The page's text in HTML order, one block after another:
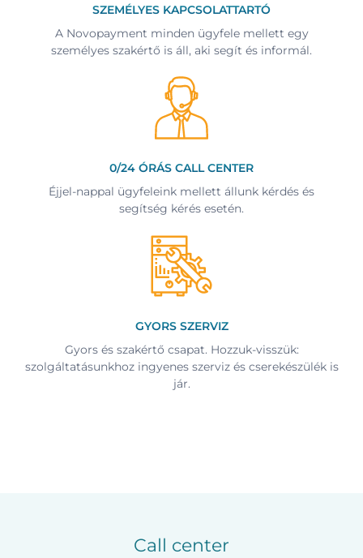
SZEMÉLYES KAPCSOLATTARTÓ
A Novopayment minden ügyfele mellett egy
személyes szakértő is áll, aki segít és informál.
0/24 ÓRÁS CALL CENTER
Éjjel-nappal ügyfeleink mellett állunk kérdés és
segítség kérés esetén.
GYORS SZERVIZ
Gyors és szakértő csapat. Hozzuk-visszük:
szolgáltatásunkhoz ingyenes szerviz és cserekészülék is
jár.
Call center